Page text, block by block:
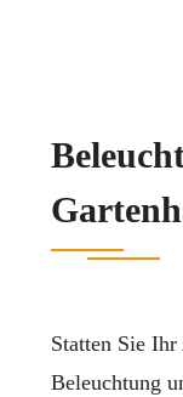
Statten Sie
Beleuchtung